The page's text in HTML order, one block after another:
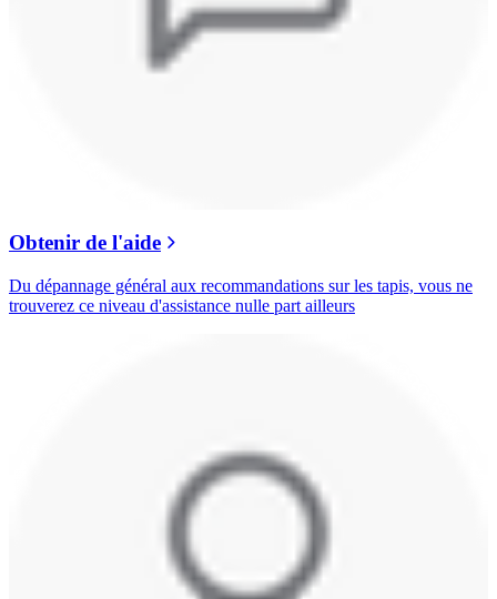
Obtenir de l'aide
Du dépannage général aux recommandations sur les tapis, vous ne
trouverez ce niveau d'assistance nulle part ailleurs